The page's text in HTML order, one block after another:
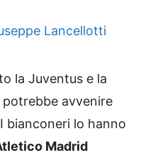
Lancellotti
la Juventus e la
avvenire
bianconeri lo hanno
Madrid